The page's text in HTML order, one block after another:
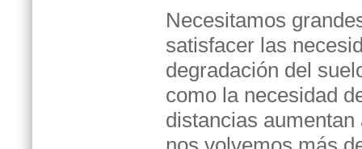
Necesitamos
satisfacer las
degradación del
como la necesidad
distancias